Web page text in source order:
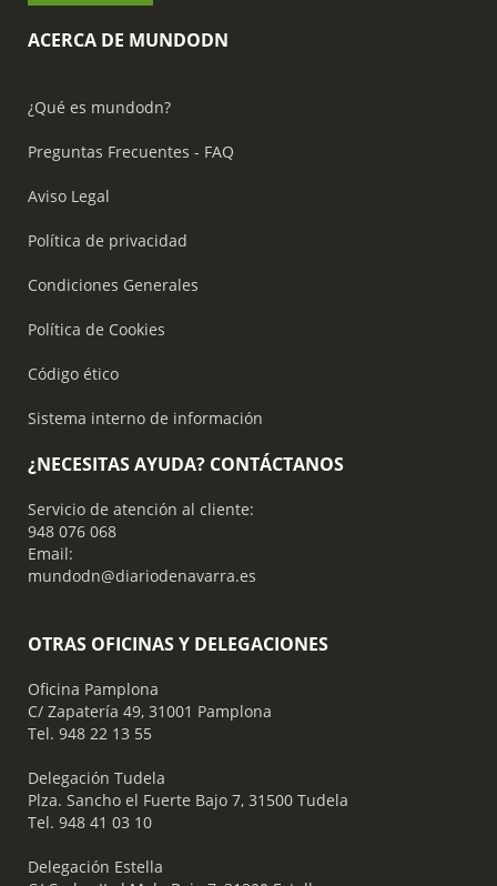
ACERCA DE MUNDODN
¿Qué es mundodn?
Preguntas Frecuentes - FAQ
Aviso Legal
Política de privacidad
Condiciones Generales
Política de Cookies
Código ético
Sistema interno de información
¿NECESITAS AYUDA? CONTÁCTANOS
Servicio de atención al cliente:
948 076 068
Email:
mundodn@diariodenavarra.es
OTRAS OFICINAS Y DELEGACIONES
Oficina Pamplona
C/ Zapatería 49, 31001 Pamplona
Tel. 948 22 13 55
​ Delegación Tudela
Plza. Sancho el Fuerte Bajo 7, 31500 Tudela
Tel. 948 41 03 10
​ Delegación Estella